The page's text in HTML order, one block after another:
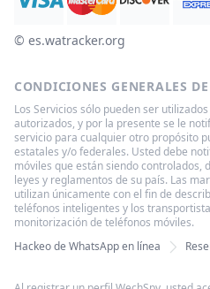
© ‌es.watracker.org
CONDICIONES GENERALES
Los Servicios sólo pueden ser
autorizados, y por la presente se le
servicio para cualquier otro propósito
estatales y/o federales. Usted debe
móviles que están siendo controlados,
leyes y reglamentos de su país. Las
utilizan únicamente con el fin de
teléfonos inteligentes y los
monitorización de teléfonos móviles.
Hackeo de WhatsApp en línea